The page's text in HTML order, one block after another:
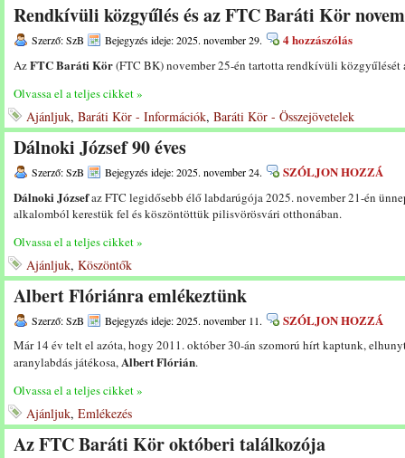
Rendkívüli közgyűlés és az FTC Baráti Kör
Szerző: SzB Bejegyzés ideje: 2025. november 29. 4 hozzászólás
AzFTC Baráti Kör(FTC BK) november 25-én tartotta rendkívüli
Olvassa el a teljes cikket »
Ajánljuk, Baráti Kör - Információk, Baráti Kör - Összejövetelek
Dálnoki József 90 éves
Szerző: SzB Bejegyzés ideje: 2025. november 24.
SZÓLJON HOZZÁ
Dálnoki Józsefaz FTC legidősebb élő labdarúgója 2025. november 21-én
alkalomból kerestük fel és köszöntöttük pilisvörösvári otthonában.
Olvassa el a teljes cikket »
Ajánljuk, Köszöntők
Albert Flóriánra emlékeztünk
Szerző: SzB Bejegyzés ideje: 2025. november 11. SZÓLJON HOZZÁ
Már 14 év telt el azóta, hogy 2011. október 30-án szomorú hírt kaptunk,
aranylabdás játékosa,Albert Flórián.
Olvassa el a teljes cikket »
Ajánljuk, Emlékezés
Az FTC Baráti Kör októberi találkozója